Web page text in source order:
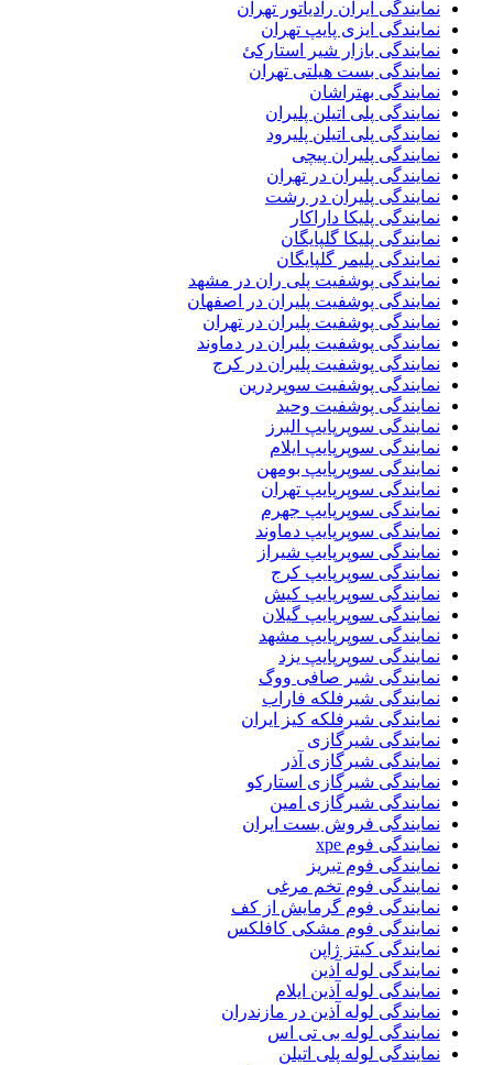
نمایندگی ایران رادیاتور تهران
نمایندگی ایزی پایپ تهران
نمایندگی بازار شیر استارکئ
نمایندگی بست هیلتی تهران
نمایندگی بهتراشان
نمایندگی پلی اتیلن پلیران
نمایندگی پلی اتیلن پلیرود
نمایندگی پلیران پیچی
نمایندگی پلیران در تهران
نمایندگی پلیران در رشت
نمایندگی پلیکا داراکار
نمایندگی پلیکا گلپایگان
نمایندگی پلیمر گلپایگان
نمایندگی پوشفیت پلی ران در مشهد
نمایندگی پوشفیت پلیران در اصفهان
نمایندگی پوشفیت پلیران در تهران
نمایندگی پوشفیت پلیران در دماوند
نمایندگی پوشفیت پلیران در کرج
نمایندگی پوشفیت سوپردرین
نمایندگی پوشفیت وحید
نمایندگی سوپرپایپ البرز
نمایندگی سوپرپایپ ایلام
نمایندگی سوپرپایپ بومهن
نمایندگی سوپرپایپ تهران
نمایندگی سوپرپایپ جهرم
نمایندگی سوپرپایپ دماوند
نمایندگی سوپرپایپ شیراز
نمایندگی سوپرپایپ کرج
نمایندگی سوپرپایپ کیش
نمایندگی سوپرپایپ گیلان
نمایندگی سوپرپایپ مشهد
نمایندگی سوپرپایپ یزد
نمایندگی شیر صافی ووگ
نمایندگی شیرفلکه فاراب
نمایندگی شیرفلکه کیز ایران
نمایندگی شیرگازی
نمایندگی شیرگازی آذر
نمایندگی شیرگازی استارکو
نمایندگی شیرگازی امین
نمایندگی فروش بست ایران
نمایندگی فوم xpe
نمایندگی فوم تبریز
نمایندگی فوم تخم مرغی
نمایندگی فوم گرمایش از کف
نمایندگی فوم مشکی کافلکس
نمایندگی کیتز ژاپن
نمایندگی لوله آذین
نمایندگی لوله آذین ایلام
نمایندگی لوله آذین در مازندران
نمایندگی لوله بی تی اس
نمایندگی لوله پلی اتیلن